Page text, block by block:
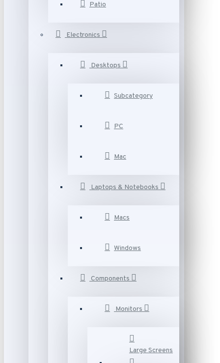
Patio
Electronics
Desktops
Subcategory
PC
Mac
Laptops & Notebooks
Macs
Windows
Components
Monitors
Large Screens